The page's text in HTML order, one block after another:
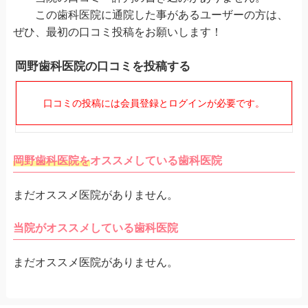
この歯科医院に通院した事があるユーザーの方は、
ぜひ、最初の口コミ投稿をお願いします！
岡野歯科医院の口コミを投稿する
口コミの投稿には会員登録とログインが必要です。
岡野歯科医院をオススメしている歯科医院
まだオススメ医院がありません。
当院がオススメしている歯科医院
まだオススメ医院がありません。